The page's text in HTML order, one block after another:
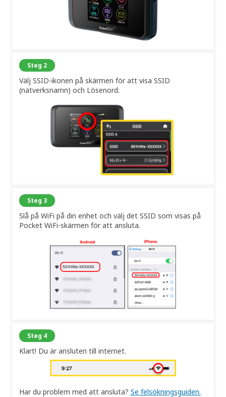
Steg 2
Välj SSID-ikonen på skärmen för att visa SSID
(nätverksnamn) och Lösenord.
Steg 3
Slå på WiFi på din enhet och välj det SSID som visas på
Pocket WiFi-skärmen för att ansluta.
Steg 4
Klart! Du är ansluten till internet.
Har du problem med att ansluta? Se felsökningsguiden.